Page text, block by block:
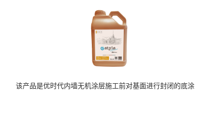
该产品是优时代内墙无机涂层施工前对基面进行封闭的底涂